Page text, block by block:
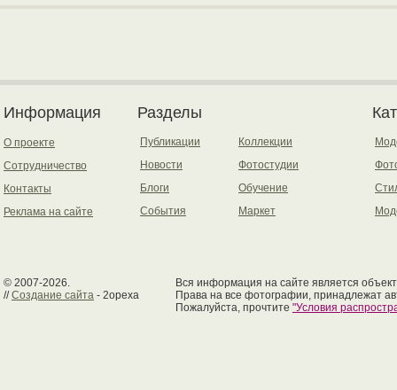
Информация
О проекте
Сотрудничество
Контакты
Реклама на сайте
Разделы
Публикации
Новости
Блоги
События
Коллекции
Фотостудии
Обучение
Маркет
© 2007-2026.
//Создание сайта - 2opexa
Вся информация на сайте является
Права на все фотографии, принадлежат
Пожалуйста, прочтите "Условия